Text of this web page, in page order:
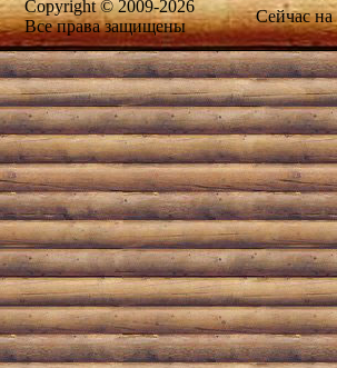
Copyright © 2009-2026
Все права защищены
Сейчас